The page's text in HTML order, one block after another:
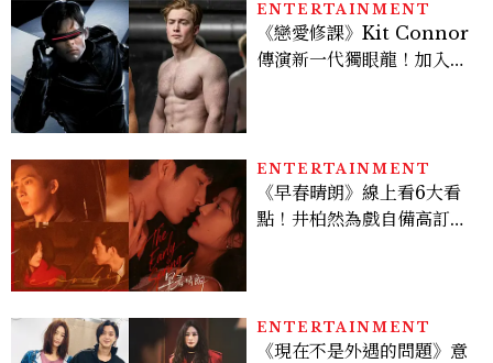
ENTERTAINMENT
《戀愛修課》Kit Connor
傳演新一代獨眼龍！加入新
ENTERTAINMENT
《早春晴朗》線上看6大看
點！井柏然為戲自備高訂，
ENTERTAINMENT
《現在不是外遇的問題》意